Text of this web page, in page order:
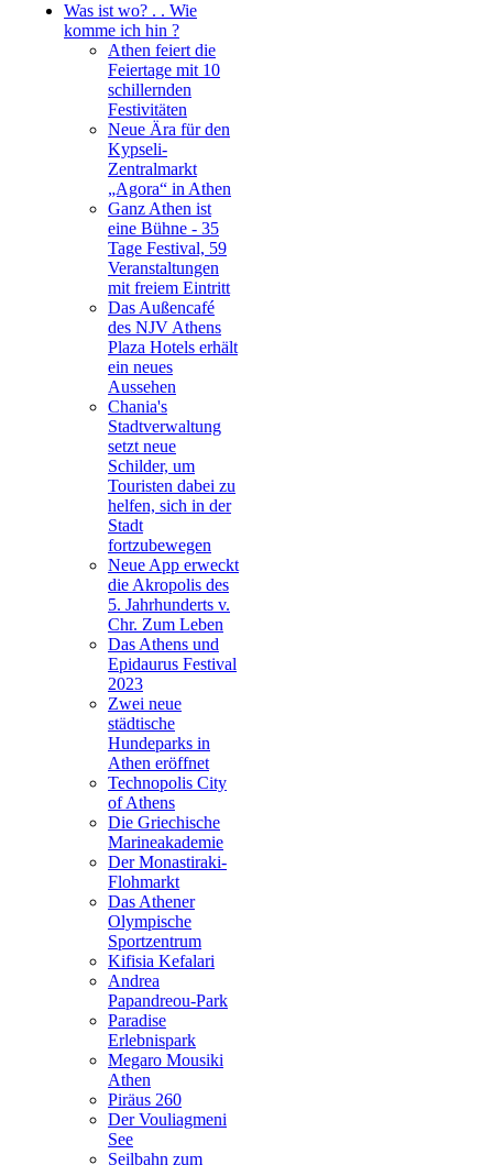
Was ist wo? . . Wie
komme ich hin ?
Athen feiert die
Feiertage mit 10
schillernden
Festivitäten
Neue Ära für den
Kypseli-
Zentralmarkt
„Agora“ in Athen
Ganz Athen ist
eine Bühne - 35
Tage Festival, 59
Veranstaltungen
mit freiem Eintritt
Das Außencafé
des NJV Athens
Plaza Hotels erhält
ein neues
Aussehen
Chania's
Stadtverwaltung
setzt neue
Schilder, um
Touristen dabei zu
helfen, sich in der
Stadt
fortzubewegen
Neue App erweckt
die Akropolis des
5. Jahrhunderts v.
Chr. Zum Leben
Das Athens und
Epidaurus Festival
2023
Zwei neue
städtische
Hundeparks in
Athen eröffnet
Technopolis City
of Athens
Die Griechische
Marineakademie
Der Monastiraki-
Flohmarkt
Das Athener
Olympische
Sportzentrum
Kifisia Kefalari
Andrea
Papandreou-Park
Paradise
Erlebnispark
Megaro Mousiki
Athen
Piräus 260
Der Vouliagmeni
See
Seilbahn zum